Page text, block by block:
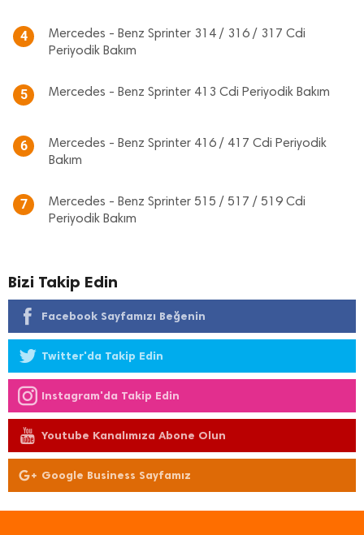
4
Mercedes - Benz Sprinter 314 / 316 / 317 Cdi
Periyodik Bakım
5 Mercedes - Benz Sprinter 413 Cdi Periyodik Bakım
6
Mercedes - Benz Sprinter 416 / 417 Cdi Periyodik
Bakım
7
Mercedes - Benz Sprinter 515 / 517 / 519 Cdi
Periyodik Bakım
Bizi Takip Edin
Facebook Sayfamızı Beğenin
Twitter'da Takip Edin
Instagram'da Takip Edin
Youtube Kanalımıza Abone Olun
Google Business Sayfamız